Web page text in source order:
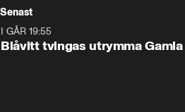
Senast
I GÅR 19:55
Blåvitt tvingas utrymma